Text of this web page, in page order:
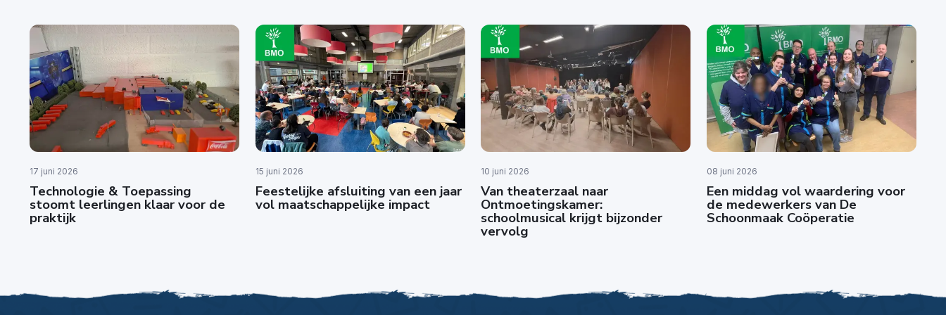
17 juni 2026
Technologie & Toepassing
stoomt leerlingen klaar voor de
praktijk
15 juni 2026
Feestelijke afsluiting van een jaar
vol maatschappelijke impact
10 juni 2026
Van theaterzaal naar
Ontmoetingskamer:
schoolmusical krijgt bijzonder
vervolg
08 juni 2026
Een middag vol waardering voor
de medewerkers van De
Schoonmaak Coöperatie